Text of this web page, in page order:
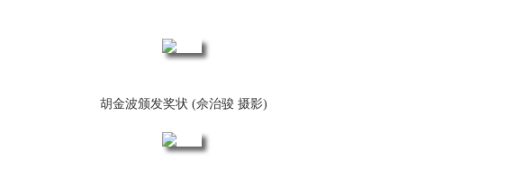
胡金波颁发奖状 (佘治骏 摄影)